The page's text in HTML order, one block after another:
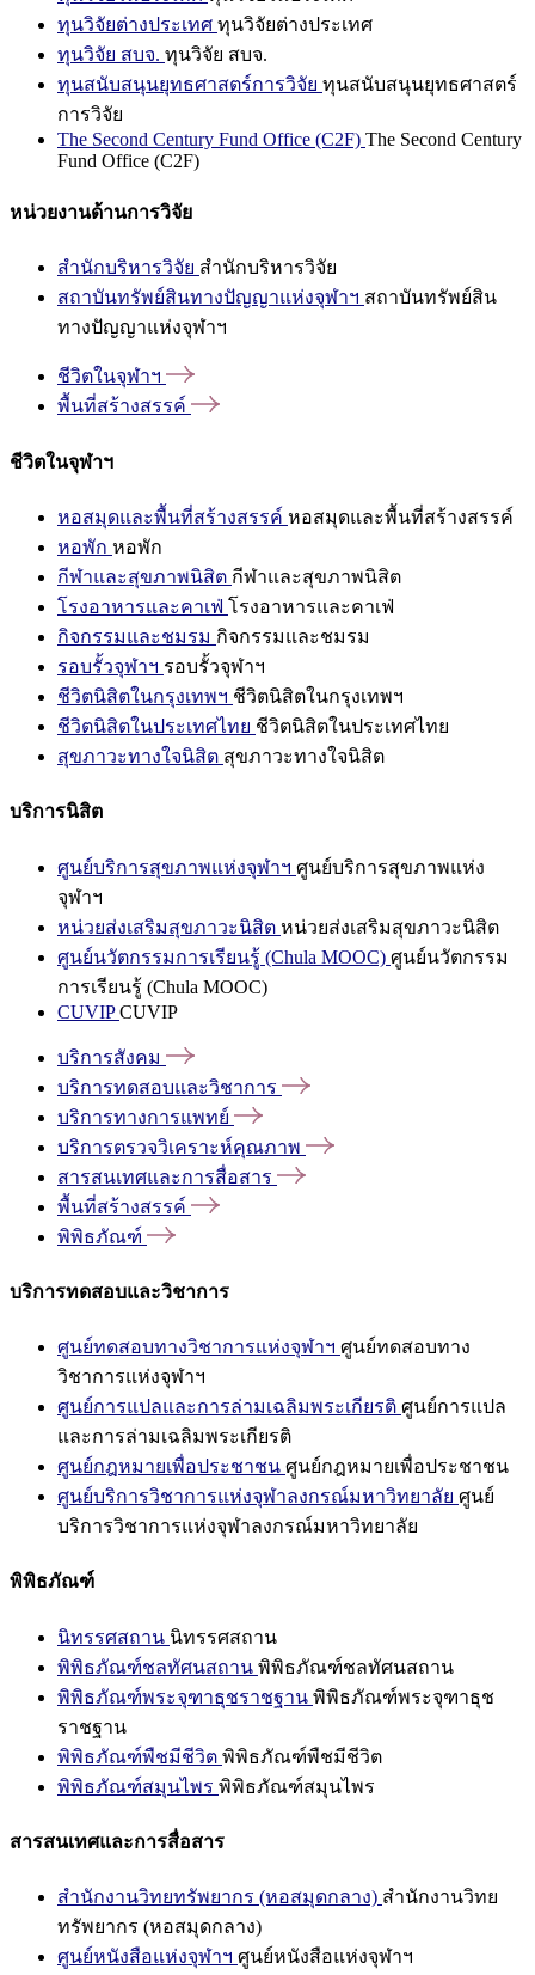
ทุนวิจัยต่างประเทศ ทุนวิจัยต่างประเทศ
ทุนวิจัย สบจ. ทุนวิจัย สบจ.
ทุนสนับสนุนยุทธศาสตร์การวิจัย ทุนสนับสนุนยุทธศาสตร์
การวิจัย
The Second Century Fund Office (C2F) The Second Century
Fund Office (C2F)
หน่วยงานด้านการวิจัย
สำนักบริหารวิจัย สำนักบริหารวิจัย
สถาบันทรัพย์สินทางปัญญาแห่งจุฬาฯ สถาบันทรัพย์สิน
ทางปัญญาแห่งจุฬาฯ
ชีวิตในจุฬาฯ
พื้นที่สร้างสรรค์
ชีวิตในจุฬาฯ
หอสมุดและพื้นที่สร้างสรรค์ หอสมุดและพื้นที่สร้างสรรค์
หอพัก หอพัก
กีฬาและสุขภาพนิสิต กีฬาและสุขภาพนิสิต
โรงอาหารและคาเฟ่ โรงอาหารและคาเฟ่
กิจกรรมและชมรม กิจกรรมและชมรม
รอบรั้วจุฬาฯ รอบรั้วจุฬาฯ
ชีวิตนิสิตในกรุงเทพฯ ชีวิตนิสิตในกรุงเทพฯ
ชีวิตนิสิตในประเทศไทย ชีวิตนิสิตในประเทศไทย
สุขภาวะทางใจนิสิต สุขภาวะทางใจนิสิต
บริการนิสิต
ศูนย์บริการสุขภาพแห่งจุฬาฯ ศูนย์บริการสุขภาพแห่ง
จุฬาฯ
หน่วยส่งเสริมสุขภาวะนิสิต หน่วยส่งเสริมสุขภาวะนิสิต
ศูนย์นวัตกรรมการเรียนรู้ (Chula MOOC) ศูนย์นวัตกรรม
การเรียนรู้ (Chula MOOC)
CUVIPCUVIP
บริการสังคม
บริการทดสอบและวิชาการ
บริการทางการแพทย์
บริการตรวจวิเคราะห์คุณภาพ
สารสนเทศและการสื่อสาร
พื้นที่สร้างสรรค์
พิพิธภัณฑ์
บริการทดสอบและวิชาการ
ศูนย์ทดสอบทางวิชาการแห่งจุฬาฯ ศูนย์ทดสอบทาง
วิชาการแห่งจุฬาฯ
ศูนย์การแปลและการล่ามเฉลิมพระเกียรติ ศูนย์การแปล
และการล่ามเฉลิมพระเกียรติ
ศูนย์กฎหมายเพื่อประชาชน ศูนย์กฎหมายเพื่อประชาชน
ศูนย์บริการวิชาการแห่งจุฬาลงกรณ์มหาวิทยาลัย ศูนย์
บริการวิชาการแห่งจุฬาลงกรณ์มหาวิทยาลัย
พิพิธภัณฑ์
นิทรรศสถาน นิทรรศสถาน
พิพิธภัณฑ์ชลทัศนสถาน พิพิธภัณฑ์ชลทัศนสถาน
พิพิธภัณฑ์พระจุฑาธุชราชฐาน พิพิธภัณฑ์พระจุฑาธุช
ราชฐาน
พิพิธภัณฑ์พืชมีชีวิต พิพิธภัณฑ์พืชมีชีวิต
พิพิธภัณฑ์สมุนไพร พิพิธภัณฑ์สมุนไพร
สารสนเทศและการสื่อสาร
สำนักงานวิทยทรัพยากร (หอสมุดกลาง) สำนักงานวิทย
ทรัพยากร (หอสมุดกลาง)
ศูนย์หนังสือแห่งจุฬาฯ ศูนย์หนังสือแห่งจุฬาฯ